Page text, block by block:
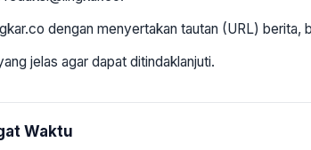
dengan menyertakan tautan (URL) berita,
jelas agar dapat ditindaklanjuti.
Waktu